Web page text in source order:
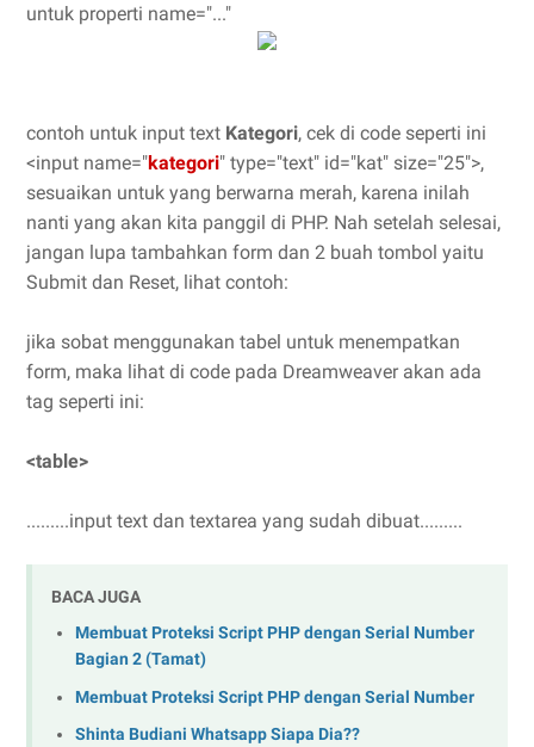
untuk properti name="..."
contoh untuk input text Kategori, cek di code seperti ini
<input name="kategori" type="text" id="kat" size="25">,
sesuaikan untuk yang berwarna merah, karena inilah
nanti yang akan kita panggil di PHP. Nah setelah selesai,
jangan lupa tambahkan form dan 2 buah tombol yaitu
Submit dan Reset, lihat contoh:
jika sobat menggunakan tabel untuk menempatkan
form, maka lihat di code pada Dreamweaver akan ada
tag seperti ini:
<table>
.........input text dan textarea yang sudah dibuat.........
BACA JUGA
Membuat Proteksi Script PHP dengan Serial Number
Bagian 2 (Tamat)
Membuat Proteksi Script PHP dengan Serial Number
Shinta Budiani Whatsapp Siapa Dia??